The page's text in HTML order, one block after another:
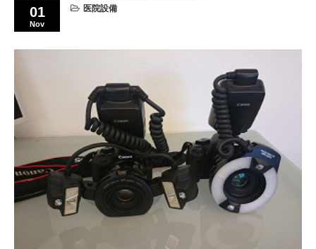
01
Nov
医院設備